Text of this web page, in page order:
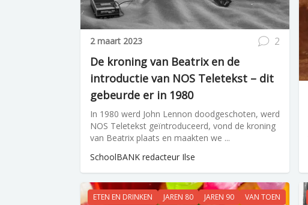
2 maart 2023 2
De kroning van Beatrix en de
introductie van NOS Teletekst – dit
gebeurde er in 1980
In 1980 werd John Lennon doodgeschoten, werd
NOS Teletekst geïntroduceerd, vond de kroning
van Beatrix plaats en maakten we ...
SchoolBANK redacteur Ilse
ETEN EN DRINKEN JAREN 80 JAREN 90 VAN TOEN